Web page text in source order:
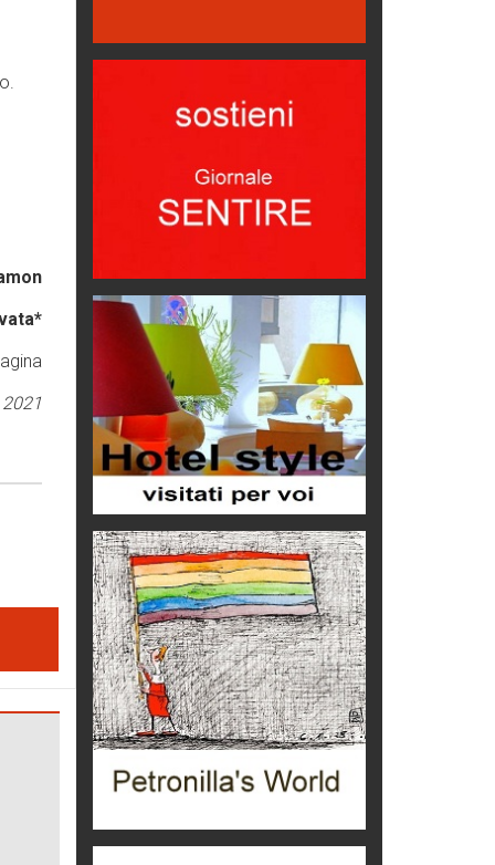
Trentodoc Festival, bollicine di
Grecia, le donne di Olympos
aereo
imprevisti...
C'era una volta la legge per le
valli del silenzio
Idee per il futuro
Torre dell'Orso, mare di Puglia
itinerari italiani
Boboli, il giardino della botanica
Gioielli italiani
Menzogne di stato
Le dichiarazioni di Maurizio Federico
Chi è, e come difendersi dallo
scammer
di Mirta B. Bono
Mio nonno, salvato dai russi
Storie...di storia
Macchine di guerra